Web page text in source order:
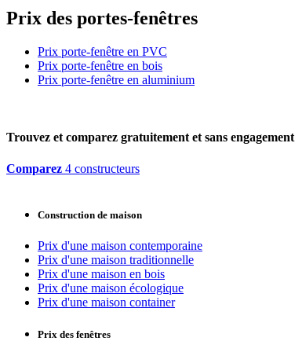
Prix des portes-fenêtres
Prix porte-fenêtre en PVC
Prix porte-fenêtre en bois
Prix porte-fenêtre en aluminium
Trouvez et comparez gratuitement et sans engagement
Comparez 4 constructeurs
Construction de maison
Prix d'une maison contemporaine
Prix d'une maison traditionnelle
Prix d'une maison en bois
Prix d'une maison écologique
Prix d'une maison container
Prix des fenêtres